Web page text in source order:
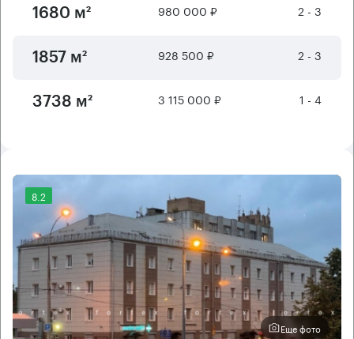
1680 м² 980 000 ₽ 2 - 3
1857 м² 928 500 ₽ 2 - 3
3738 м² 3 115 000 ₽ 1 - 4
8.2
Еще фото